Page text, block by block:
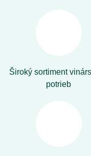
Široký sortiment
potrieb